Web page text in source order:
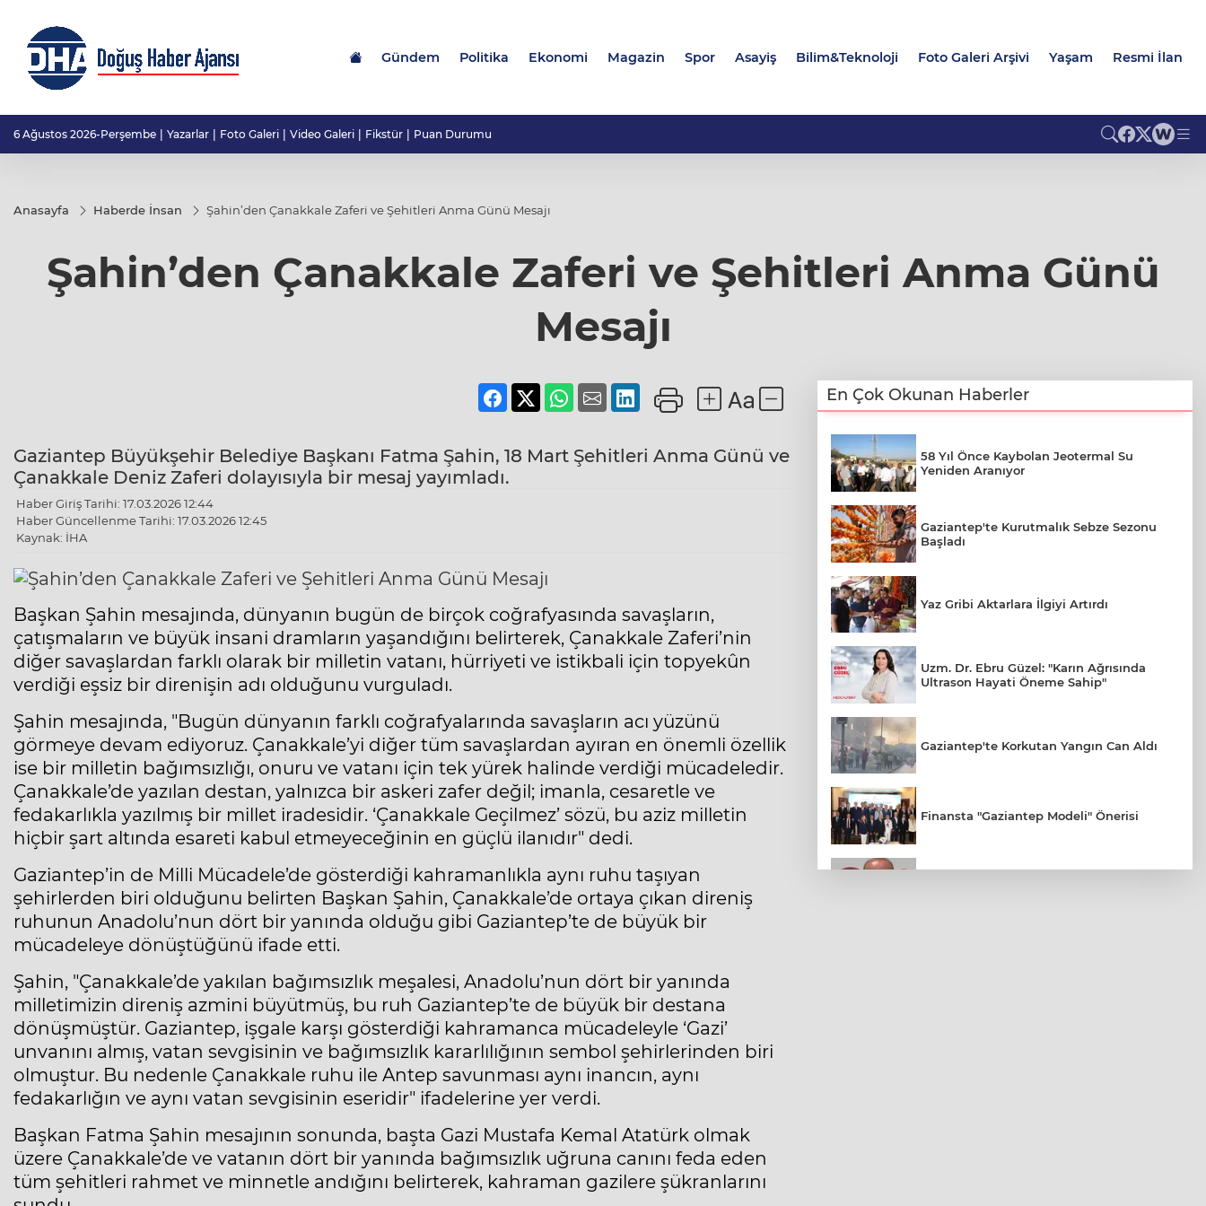
Gündem Politika Ekonomi Magazin Spor Asayiş Bilim&Teknoloji Foto Galeri Arşivi Yaşam Resmi İlan
6 Ağustos 2026-Perşembe Yazarlar Foto Galeri Video Galeri Fikstür Puan Durumu
Anasayfa Haberde İnsan Şahin’den Çanakkale Zaferi ve Şehitleri Anma Günü Mesajı
Şahin’den Çanakkale Zaferi ve Şehitleri Anma Günü
Mesajı
Gaziantep Büyükşehir Belediye Başkanı Fatma Şahin, 18 Mart Şehitleri Anma Günü ve
Çanakkale Deniz Zaferi dolayısıyla bir mesaj yayımladı.
Haber Giriş Tarihi: 17.03.2026 12:44
Haber Güncellenme Tarihi: 17.03.2026 12:45
Kaynak: İHA
Başkan Şahin mesajında, dünyanın bugün de birçok coğrafyasında savaşların,
çatışmaların ve büyük insani dramların yaşandığını belirterek, Çanakkale Zaferi’nin
diğer savaşlardan farklı olarak bir milletin vatanı, hürriyeti ve istikbali için topyekûn
verdiği eşsiz bir direnişin adı olduğunu vurguladı.
Şahin mesajında, "Bugün dünyanın farklı coğrafyalarında savaşların acı yüzünü
görmeye devam ediyoruz. Çanakkale’yi diğer tüm savaşlardan ayıran en önemli özellik
ise bir milletin bağımsızlığı, onuru ve vatanı için tek yürek halinde verdiği mücadeledir.
Çanakkale’de yazılan destan, yalnızca bir askeri zafer değil; imanla, cesaretle ve
fedakarlıkla yazılmış bir millet iradesidir. ‘Çanakkale Geçilmez’ sözü, bu aziz milletin
hiçbir şart altında esareti kabul etmeyeceğinin en güçlü ilanıdır" dedi.
Gaziantep’in de Milli Mücadele’de gösterdiği kahramanlıkla aynı ruhu taşıyan
şehirlerden biri olduğunu belirten Başkan Şahin, Çanakkale’de ortaya çıkan direniş
ruhunun Anadolu’nun dört bir yanında olduğu gibi Gaziantep’te de büyük bir
mücadeleye dönüştüğünü ifade etti.
Şahin, "Çanakkale’de yakılan bağımsızlık meşalesi, Anadolu’nun dört bir yanında
milletimizin direniş azmini büyütmüş, bu ruh Gaziantep’te de büyük bir destana
dönüşmüştür. Gaziantep, işgale karşı gösterdiği kahramanca mücadeleyle ‘Gazi’
unvanını almış, vatan sevgisinin ve bağımsızlık kararlılığının sembol şehirlerinden biri
olmuştur. Bu nedenle Çanakkale ruhu ile Antep savunması aynı inancın, aynı
fedakarlığın ve aynı vatan sevgisinin eseridir" ifadelerine yer verdi.
Başkan Fatma Şahin mesajının sonunda, başta Gazi Mustafa Kemal Atatürk olmak
üzere Çanakkale’de ve vatanın dört bir yanında bağımsızlık uğruna canını feda eden
tüm şehitleri rahmet ve minnetle andığını belirterek, kahraman gazilere şükranlarını
En Çok Okunan Haberler
58 Yıl Önce Kaybolan Jeotermal Su
Yeniden Aranıyor
Gaziantep'te Kurutmalık Sebze Sezonu
Başladı
Yaz Gribi Aktarlara İlgiyi Artırdı
Uzm. Dr. Ebru Güzel: "Karın Ağrısında
Ultrason Hayati Öneme Sahip"
Gaziantep'te Korkutan Yangın Can Aldı
Finansta "Gaziantep Modeli" Önerisi